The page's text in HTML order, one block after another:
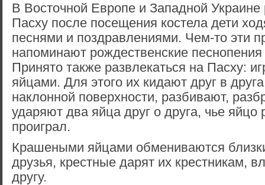
В Восточной Европе и Западной Украине
Пасху после посещения костела дети
песнями и поздравлениями. Чем-то эти
напоминают рождественские песнопения
Принято также развлекаться на Пасху:
яйцами. Для этого их кидают друг в
наклонной поверхности, разбивают,
ударяют два яйца друг о друга, чье яйцо
проиграл.
Крашеными яйцами обмениваются
друзья, крестные дарят их крестникам,
другу.